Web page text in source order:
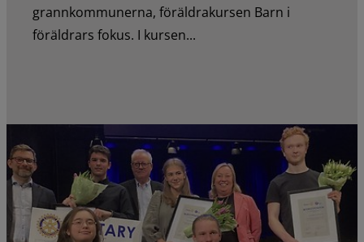
grannkommunerna, föräldrakursen Barn i
föräldrars fokus. I kursen...